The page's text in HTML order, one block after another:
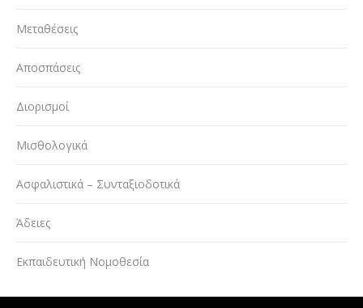
Μεταθέσεις
Αποσπάσεις
Διορισμοί
Μισθολογικά
Ασφαλιστικά – Συνταξιοδοτικά
Άδειες
Εκπαιδευτική Νομοθεσία